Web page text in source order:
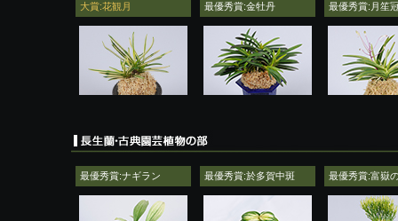
大賞:花観月 最優秀賞:金牡丹 最優秀賞:月笙
最優秀賞:ナギラン 最優秀賞:於多賀中斑 最優秀賞:富嶽